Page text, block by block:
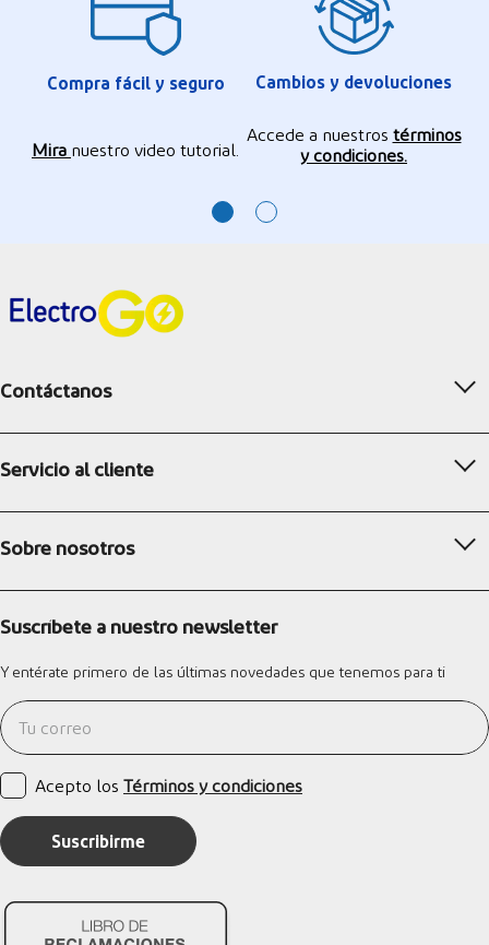
Compra fácil y seguro
Mira nuestro video tutorial.
Cambios y devoluciones
Accede a nuestros términos
y condiciones.
Contáctanos
Servicio al cliente
Sobre nosotros
Suscríbete a nuestro newsletter
Y entérate primero de las últimas novedades que tenemos para ti
Acepto los Términos y condiciones
Suscribirme